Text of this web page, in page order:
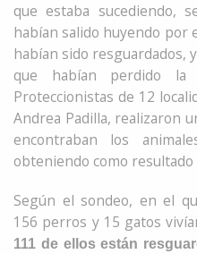
que estaba sucediendo,
habían salido huyendo por
habían sido resguardados,
que habían perdido la
Proteccionistas de 12
Andrea Padilla, realizaron
encontraban los
obteniendo como resultado
Según el sondeo, en el
156 perros y 15 gatos
111 de ellos están